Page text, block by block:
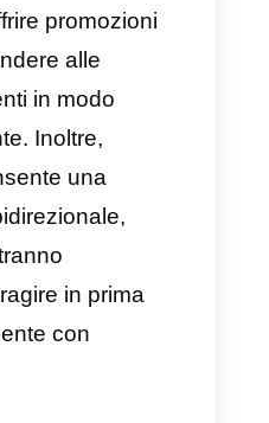
prima
pubblico di
riusciremo ad
la nostra nuova
modo
fare marketing non
strumento in cui le